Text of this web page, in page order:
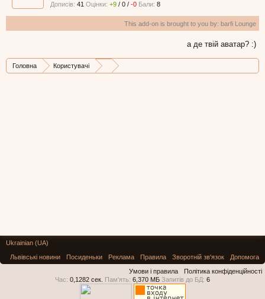
Дописів: 41 Оцінки: +9 / 0 / -0 Бали: 8
This add-on is brought to you by: barfi Lounge
а де твій аватар? :)
Головна Користувачі
Ukrainian (UA)
Львівські новини
Посиденьки Реклама Правила Зворотній зв'язок
Допомога
Умови і правила
Політика конфіденційності
Час: 0,1282 сек. Пам'ять: 6,370 МБ Запитів до БД: 6